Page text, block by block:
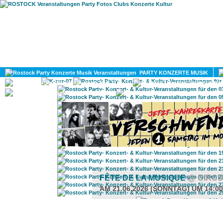
PARTY KONZERTE MUSIK
KULTUR
GAY
FÊTE DE LA MUSIQUE@
AM 21.06.2026 (SONNTAG) UM